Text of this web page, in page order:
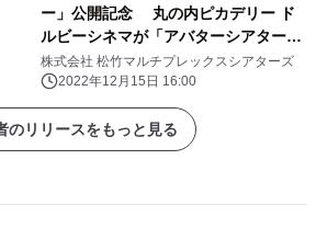
ー」公開記念 丸の内ピカデリー ド
ルビーシネマが「アバターシアター」
に！ 12月16日(金)から期間限定展開
株式会社 松竹マルチプレックスシアターズ
2022年12月15日 16:00
のリリースをもっと見る